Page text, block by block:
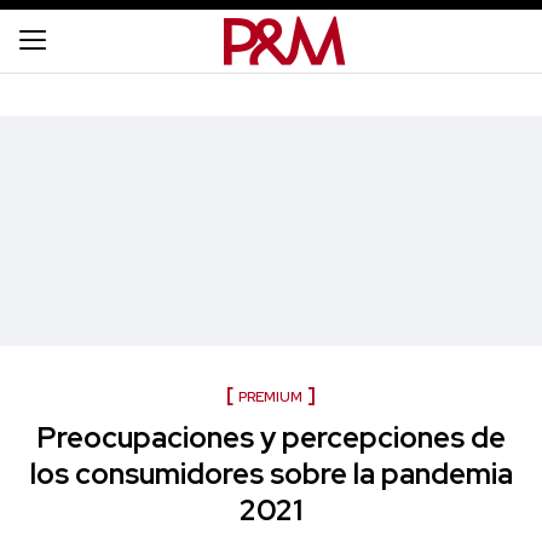
PREMIUM
Preocupaciones y percepciones de
los consumidores sobre la pandemia
2021